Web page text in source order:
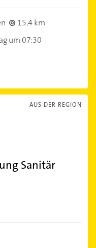
15,4 km
um 07:30
AUS DER REGION
Sanitär